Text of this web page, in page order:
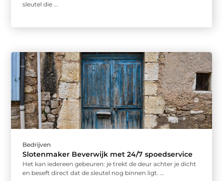
sleutel die ...
Bedrijven
Slotenmaker Beverwijk met 24/7 spoedservice
Het kan iedereen gebeuren: je trekt de deur achter je dicht
en beseft direct dat de sleutel nog binnen ligt. ...